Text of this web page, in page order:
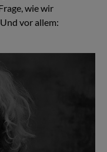
wie wir
vor allem: